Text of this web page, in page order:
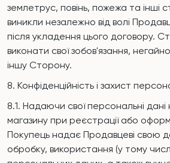
землетрус, повінь, пожежа та інші
виникли незалежно від волі
після укладення цього договору.
виконати свої зобов'язання,
іншу Сторону.
8. Конфіденційність і захист
8.1. Надаючи свої персональні
магазину при реєстрації або
Покупець надає Продавцеві свою
обробку, використання (у тому